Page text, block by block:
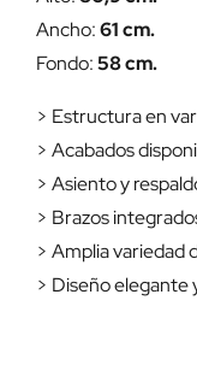
Ancho:61 cm.
Fondo:58 cm.
> Estructura en
> Acabados
> Asiento y
> Brazos
> Amplia variedad
> Diseño elegante